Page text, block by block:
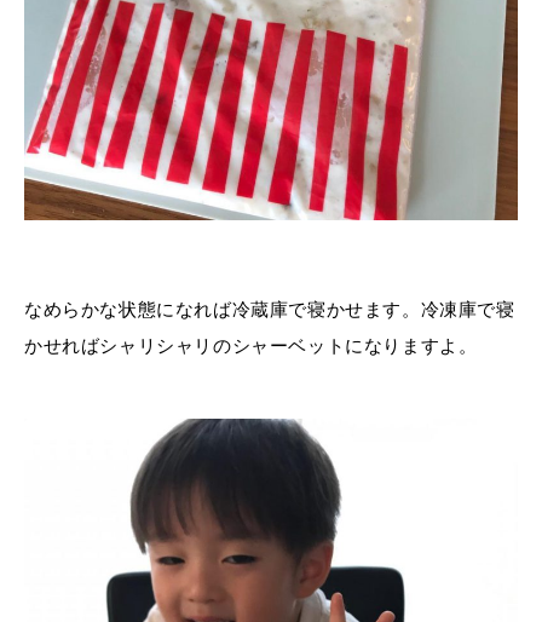
なめらかな状態になれば冷蔵庫で寝かせます。冷凍庫で寝
かせればシャリシャリのシャーベットになりますよ。